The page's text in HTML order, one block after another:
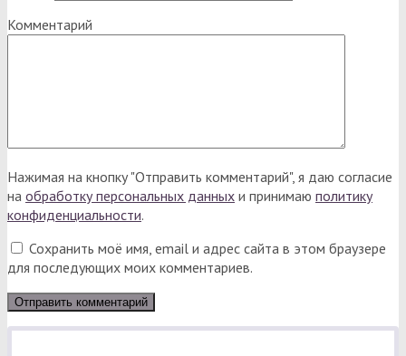
Комментарий
Нажимая на кнопку "Отправить комментарий", я даю согласие
на обработку персональных данных и принимаю политику
конфиденциальности.
Сохранить моё имя, email и адрес сайта в этом браузере
для последующих моих комментариев.